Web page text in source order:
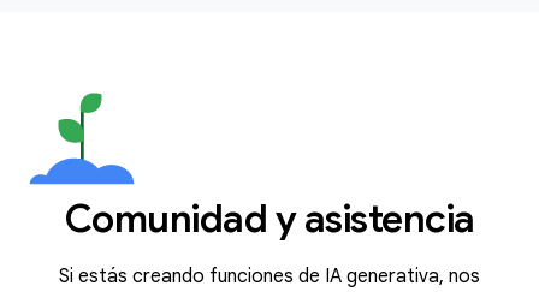
Comunidad y asistencia
Si estás creando funciones de IA generativa, nos